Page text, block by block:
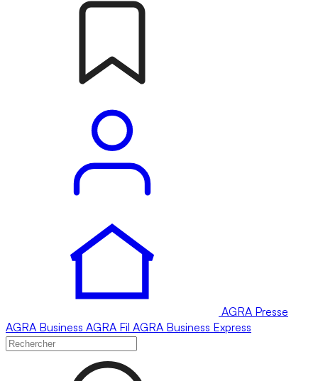
AGRA Presse
AGRA Business AGRA Fil AGRA Business Express